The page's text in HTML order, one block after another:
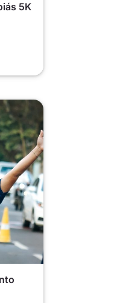
5K